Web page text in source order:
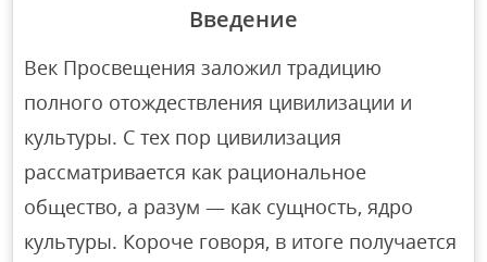
Введение
Век Просвещения заложил традицию
полного отождествления цивилизации и
культуры. С тех пор цивилизация
рассматривается как рациональное
общество, а разум — как сущность, ядро
культуры. Короче говоря, в итоге получается